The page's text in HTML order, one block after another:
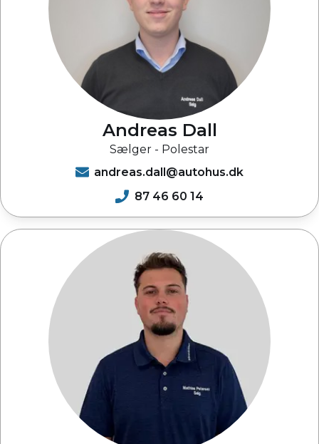
Andreas Dall
Sælger - Polestar
andreas.dall@autohus.dk
87 46 60 14